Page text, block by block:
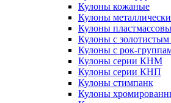
Кулоны кожаные
Кулоны
Кулоны
Кулоны с золотистым
Кулоны с рок-
Кулоны серии КНМ
Кулоны серии КНП
Кулоны стимпанк
Кулоны